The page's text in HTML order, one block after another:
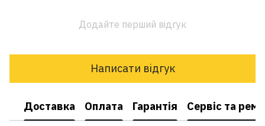
Додайте перший відгук
Написати відгук
Доставка Оплата Гарантія Сервіс та